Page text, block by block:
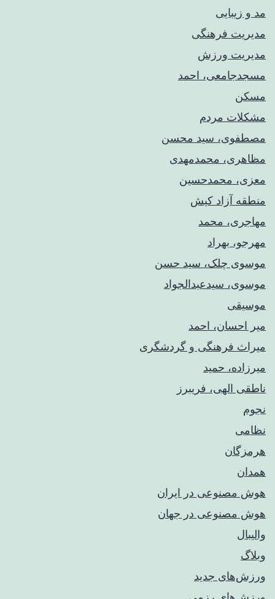
مد و زیبایی
مدیریت فرهنگی
مدیریت ورزش
مسجدجامعی، احمد
مسکن
مشکلات مردم
مصطفوی، سید محسن
مظاهری، محمدمهدی
معزی، محمدحسین
منطقه آزاد کیش
مهاجری، محمد
مهرجو، بهراد
موسوی چلک، سید حسن
موسوی، سیدعبدالجواد
موسیقی
میر احسان، احمد
میراث فرهنگی و گردشگری
میرزاده، حمید
ناطقی الهی، فریبرز
نجوم
نظامی
هرمزگان
همدان
هوش مصنوعی در ایران
هوش مصنوعی در جهان
والیبال
وبلاگ
ورزش‌های جدید